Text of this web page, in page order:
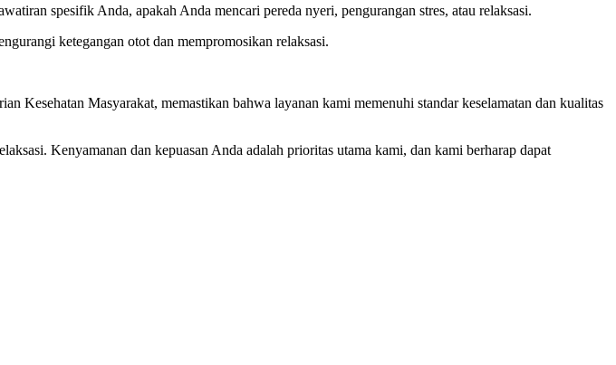
spesifik Anda, apakah Anda mencari pereda nyeri, pengurangan stres, atau relaksasi.
ketegangan otot dan mempromosikan relaksasi.
Kesehatan Masyarakat, memastikan bahwa layanan kami memenuhi standar keselamatan dan kualitas
Kenyamanan dan kepuasan Anda adalah prioritas utama kami, dan kami berharap dapat